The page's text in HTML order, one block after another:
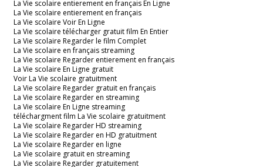
La Vie scolaire entierement en français En Ligne
La Vie scolaire entierement en français
La Vie scolaire Voir En Ligne
La Vie scolaire télécharger gratuit film En Entier
La Vie scolaire Regarder le film Complet
La Vie scolaire en français streaming
La Vie scolaire Regarder entierement en français
La Vie scolaire En Ligne gratuit
Voir La Vie scolaire gratuitment
La Vie scolaire Regarder gratuit en français
La Vie scolaire Regarder en streaming
La Vie scolaire En Ligne streaming
téléchargment film La Vie scolaire gratuitment
La Vie scolaire Regarder HD streaming
La Vie scolaire Regarder en HD gratuitment
La Vie scolaire Regarder en ligne
La Vie scolaire gratuit en streaming
La Vie scolaire Regarder gratuitement